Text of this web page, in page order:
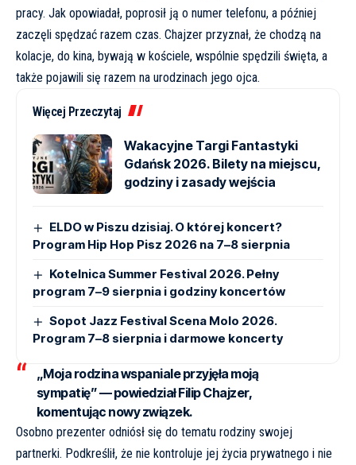
pracy. Jak opowiadał, poprosił ją o numer telefonu, a później
zaczęli spędzać razem czas. Chajzer przyznał, że chodzą na
kolacje, do kina, bywają w kościele, wspólnie spędzili święta, a
także pojawili się razem na urodzinach jego ojca.
Więcej Przeczytaj
Wakacyjne Targi Fantastyki
Gdańsk 2026. Bilety na miejscu,
godziny i zasady wejścia
ELDO w Piszu dzisiaj. O której koncert?
Program Hip Hop Pisz 2026 na 7–8 sierpnia
Kotelnica Summer Festival 2026. Pełny
program 7–9 sierpnia i godziny koncertów
Sopot Jazz Festival Scena Molo 2026.
Program 7–8 sierpnia i darmowe koncerty
„Moja rodzina wspaniale przyjęła moją
sympatię” — powiedział Filip Chajzer,
komentując nowy związek.
Osobno prezenter odniósł się do tematu rodziny swojej
partnerki. Podkreślił, że nie kontroluje jej życia prywatnego i nie